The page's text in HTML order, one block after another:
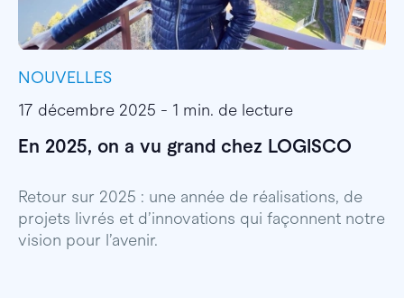
NOUVELLES
17 décembre 2025 - 1 min. de lecture
En 2025, on a vu grand chez LOGISCO
Retour sur 2025 : une année de réalisations, de
projets livrés et d’innovations qui façonnent notre
vision pour l’avenir.